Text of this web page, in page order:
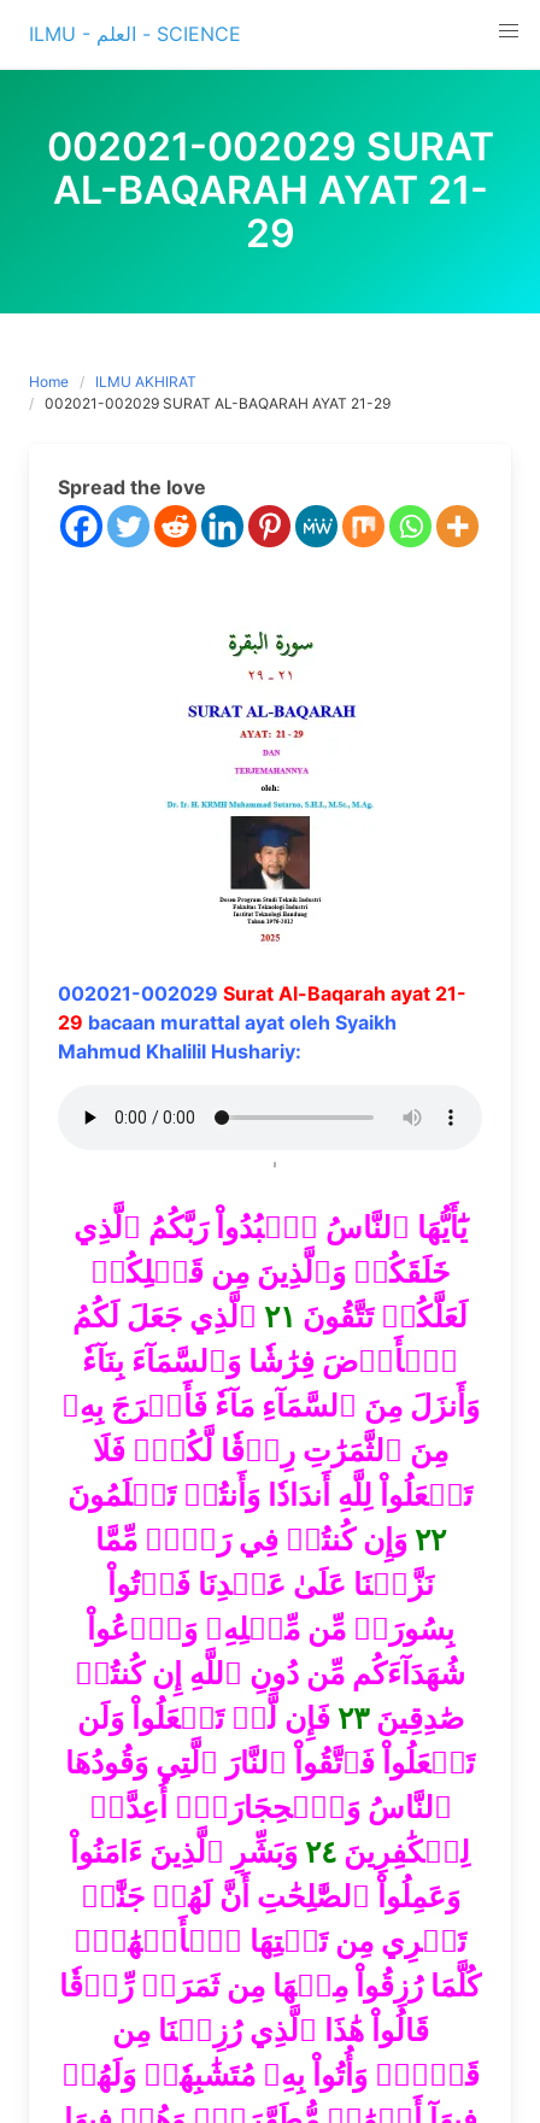
content
ILMU - العلم - SCIENCE
002021-002029 SURAT
AL-BAQARAH AYAT 21-
29
Home
ILMU AKHIRAT
002021-002029 SURAT AL-BAQARAH AYAT 21-29
Spread the love
002021-002029 Surat Al-Baqarah ayat 21-
29 bacaan murattal ayat oleh Syaikh
Mahmud Khalilil Hushariy:
يَٰٓأَيُّهَا ٱلنَّاسُ ٱعۡبُدُواْ رَبَّكُمُ ٱلَّذِي
خَلَقَكُمۡ وَٱلَّذِينَ مِن قَبۡلِكُمۡ
لَعَلَّكُمۡ تَتَّقُونَ ٢١ ٱلَّذِي جَعَلَ لَكُمُ
ٱلۡأَرۡضَ فِرَٰشٗا وَٱلسَّمَآءَ بِنَآءٗ
وَأَنزَلَ مِنَ ٱلسَّمَآءِ مَآءٗ فَأَخۡرَجَ بِهِۦ
مِنَ ٱلثَّمَرَٰتِ رِزۡقٗا لَّكُمۡۖ فَلَا
تَجۡعَلُواْ لِلَّهِ أَندَادٗا وَأَنتُمۡ تَعۡلَمُونَ
٢٢ وَإِن كُنتُمۡ فِي رَيۡبٖ مِّمَّا
نَزَّلۡنَا عَلَىٰ عَبۡدِنَا فَأۡتُواْ
بِسُورَةٖ مِّن مِّثۡلِهِۦ وَٱدۡعُواْ
شُهَدَآءَكُم مِّن دُونِ ٱللَّهِ إِن كُنتُمۡ
صَٰدِقِينَ٢٣ فَإِن لَّمۡ تَفۡعَلُواْ وَلَن
تَفۡعَلُواْ فَٱتَّقُواْ ٱلنَّارَ ٱلَّتِي وَقُودُهَا
ٱلنَّاسُ وَٱلۡحِجَارَةُۖ أُعِدَّتۡ
لِلۡكَٰفِرِينَ ٢٤ وَبَشِّرِ ٱلَّذِينَ ءَامَنُواْ
وَعَمِلُواْ ٱلصَّٰلِحَٰتِ أَنَّ لَهُمۡ جَنَّٰتٖ
تَجۡرِي مِن تَحۡتِهَا ٱلۡأَنۡهَٰرُۖ
كُلَّمَا رُزِقُواْ مِنۡهَا مِن ثَمَرَةٖ رِّزۡقٗا
قَالُواْ هَٰذَا ٱلَّذِي رُزِقۡنَا مِن
قَبۡلُۖ وَأُتُواْ بِهِۦ مُتَشَٰبِهٗاۖ وَلَهُمۡ